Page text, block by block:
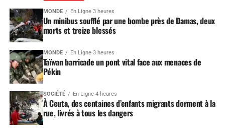
MONDE En Ligne 3 heures
Un minibus soufflé par une bombe près de Damas, deux
morts et treize blessés
MONDE En Ligne 3 heures
Taïwan barricade un pont vital face aux menaces de
Pékin
SOCIÉTÉ En Ligne 4 heures
À Ceuta, des centaines d’enfants migrants dorment à la
rue, livrés à tous les dangers